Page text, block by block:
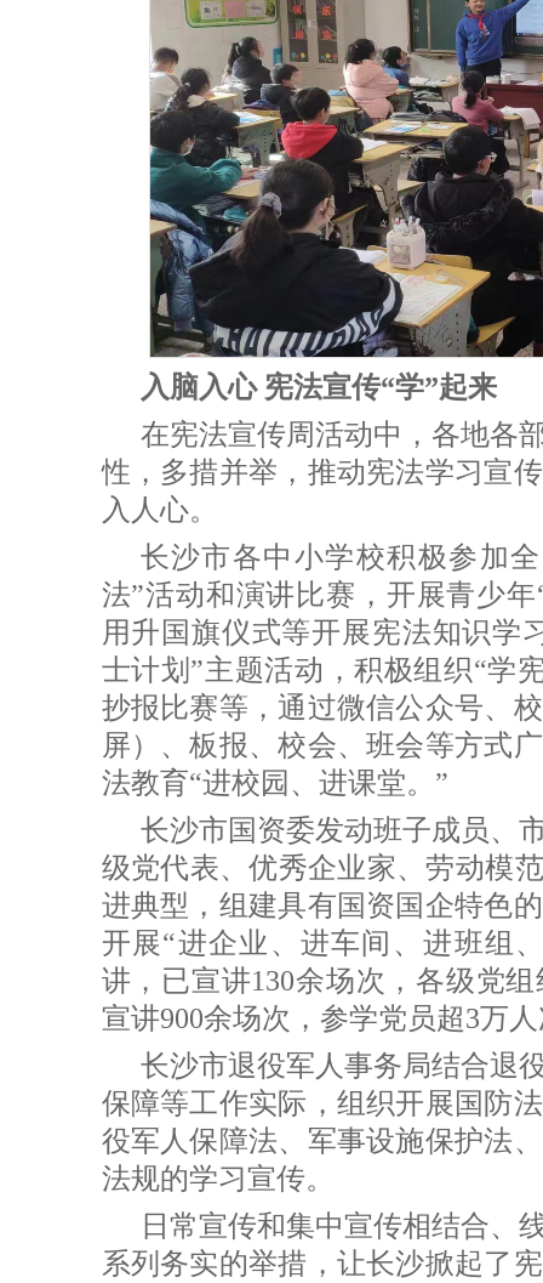
入脑入心 宪法宣传“学”起来
在宪法宣传周活动中，各地各
性，多措并举，推动宪法学习宣
入人心。
长沙市各中小学校积极参加
法”活动和演讲比赛，开展青少
用升国旗仪式等开展宪法知识学
士计划”主题活动，积极组织“学
抄报比赛等，通过微信公众号、
屏）、板报、校会、班会等方式
法教育“进校园、进课堂。”
长沙市国资委发动班子成员、
级党代表、优秀企业家、劳动模
进典型，组建具有国资国企特色
开展“进企业、进车间、进班组
讲，已宣讲130余场次，各级党
宣讲900余场次，参学党员超3万
长沙市退役军人事务局结合退
保障等工作实际，组织开展国防
役军人保障法、军事设施保护法
法规的学习宣传。
日常宣传和集中宣传相结合、
系列务实的举措，让长沙掀起了